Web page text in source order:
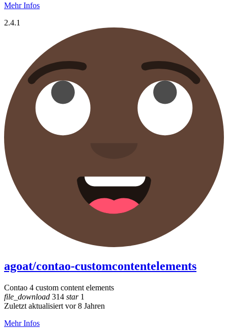
Mehr Infos
2.4.1
agoat/contao-customcontentelements
Contao 4 custom content elements
file_download 314 star1
Zuletzt aktualisiert vor 8 Jahren
Mehr Infos